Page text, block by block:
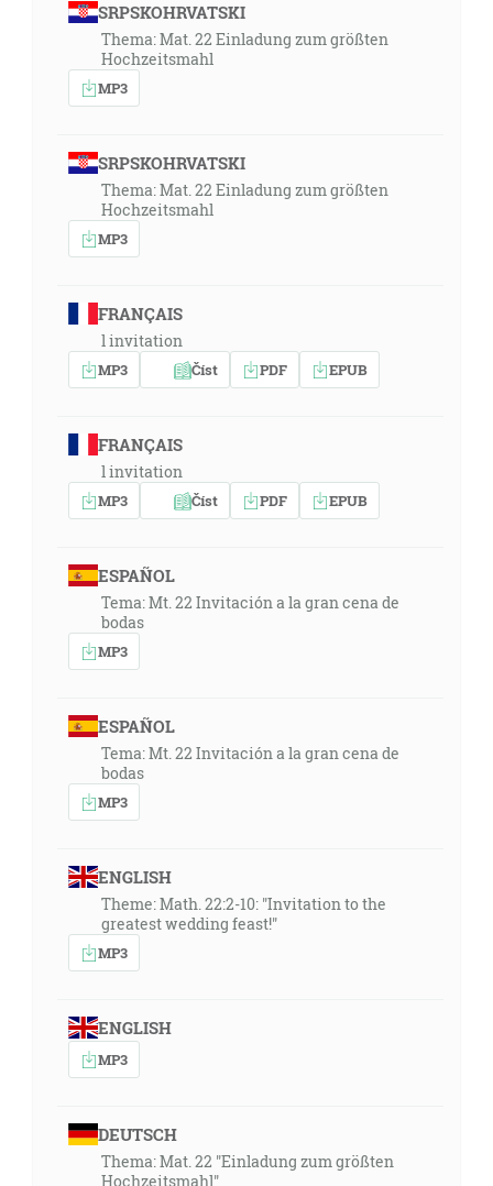
SRPSKOHRVATSKI
Thema: Mat. 22 Einladung zum größten
Hochzeitsmahl
MP3
SRPSKOHRVATSKI
Thema: Mat. 22 Einladung zum größten
Hochzeitsmahl
MP3
FRANÇAIS
l invitation
MP3 Číst PDF EPUB
FRANÇAIS
l invitation
MP3 Číst PDF EPUB
ESPAÑOL
Tema: Mt. 22 Invitación a la gran cena de
bodas
MP3
ESPAÑOL
Tema: Mt. 22 Invitación a la gran cena de
bodas
MP3
ENGLISH
Theme: Math. 22:2-10: "Invitation to the
greatest wedding feast!"
MP3
ENGLISH
MP3
DEUTSCH
Thema: Mat. 22 "Einladung zum größten
Hochzeitsmahl"